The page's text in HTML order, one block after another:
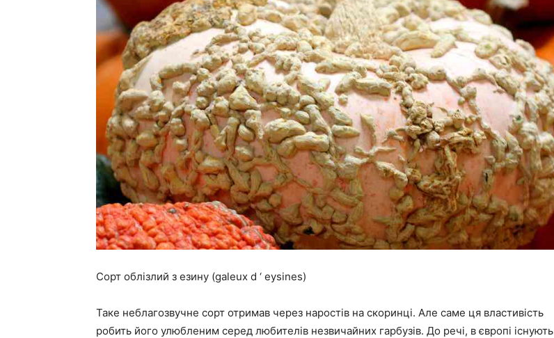
Сорт облізлий з езину (galeux d ‘ eysines)
Таке неблагозвучне сорт отримав через наростів на скоринці. Але саме ця властивість
робить його улюбленим серед любителів незвичайних гарбузів. До речі, в європі існують